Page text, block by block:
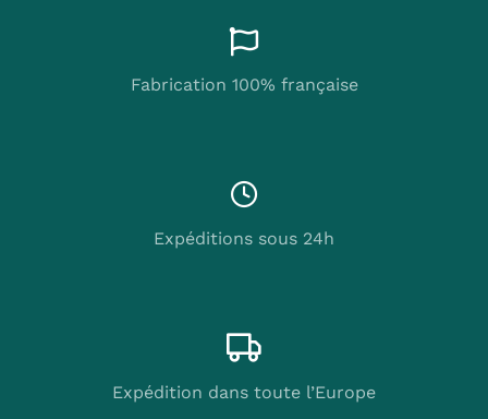
Fabrication 100% française
Expéditions sous 24h
Expédition dans toute l’Europe